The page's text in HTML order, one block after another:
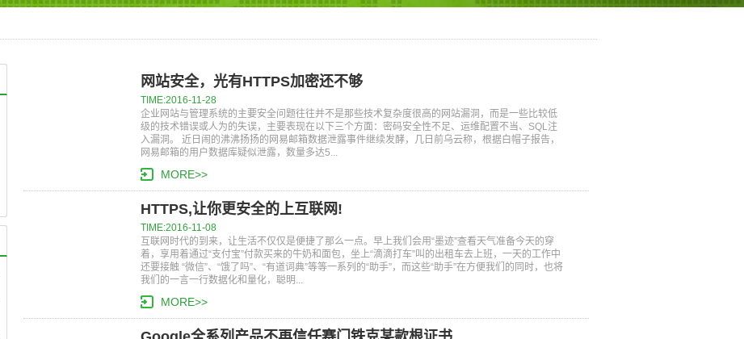
网站安全，光有HTTPS加密还不够
TIME:2016-11-28
企业网站与管理系统的主要安全问题往往并不是那些技术复杂度很高的网站漏洞，而是一些比较低
级的技术错误或人为的失误，主要表现在以下三个方面：密码安全性不足、运维配置不当、SQL注
入漏洞。 近日闹的沸沸扬扬的网易邮箱数据泄露事件继续发酵，几日前乌云称，根据白帽子报告，
网易邮箱的用户数据库疑似泄露，数量多达5...
MORE>>
HTTPS,让你更安全的上互联网!
TIME:2016-11-08
互联网时代的到来，让生活不仅仅是便捷了那么一点。早上我们会用“墨迹”查看天气准备今天的穿
着，享用着通过“支付宝”付款买来的牛奶和面包，坐上“滴滴打车”叫的出租车去上班，一天的工作中
还要接触 “微信”、“饿了吗”、“有道词典”等等一系列的“助手”，而这些“助手”在方便我们的同时，也将
我们的一言一行数据化和量化，聪明...
MORE>>